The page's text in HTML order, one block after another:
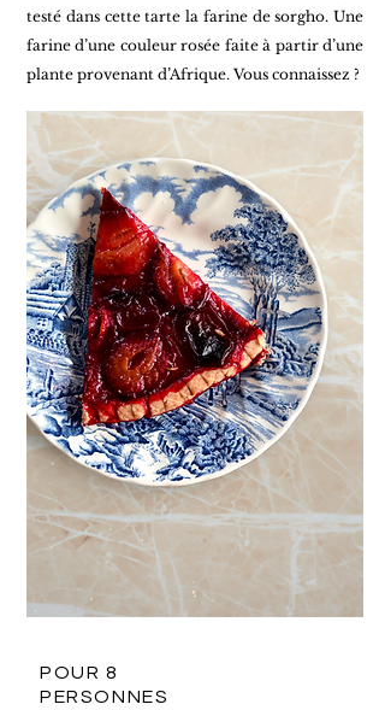
testé dans cette tarte la farine de sorgho. Une
farine d’une couleur rosée faite à partir d’une
plante provenant d’Afrique. Vous connaissez ?
POUR 8
PERSONNES